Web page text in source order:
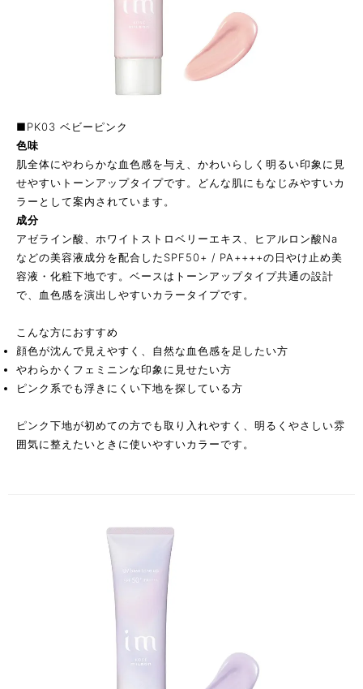
■PK03 ベビーピンク
色味
肌全体にやわらかな血色感を与え、かわいらしく明るい印象に見
せやすいトーンアップタイプです。どんな肌にもなじみやすいカ
ラーとして案内されています。
成分
アゼライン酸、ホワイトストロベリーエキス、ヒアルロン酸Na
などの美容液成分を配合したSPF50+ / PA++++の日やけ止め美
容液・化粧下地です。ベースはトーンアップタイプ共通の設計
で、血色感を演出しやすいカラータイプです。
こんな方におすすめ
顔色が沈んで見えやすく、自然な血色感を足したい方
やわらかくフェミニンな印象に見せたい方
ピンク系でも浮きにくい下地を探している方
ピンク下地が初めての方でも取り入れやすく、明るくやさしい雰
囲気に整えたいときに使いやすいカラーです。